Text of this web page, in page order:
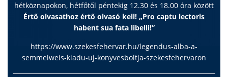
hétköznapokon, hétfőtől péntekig 12.30 és 18.00 óra között
Értő olvasathoz értő olvasó kell! „Pro captu lectoris
habent sua fata libelli!”
https://www.szekesfehervar.hu/legendus-alba-a-
semmelweis-kiadu-uj-konyvesboltja-szekesfehervaron